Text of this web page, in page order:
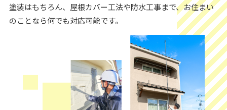
塗装はもちろん、屋根カバー工法や防水工事まで、お住まい
のことなら何でも対応可能です。